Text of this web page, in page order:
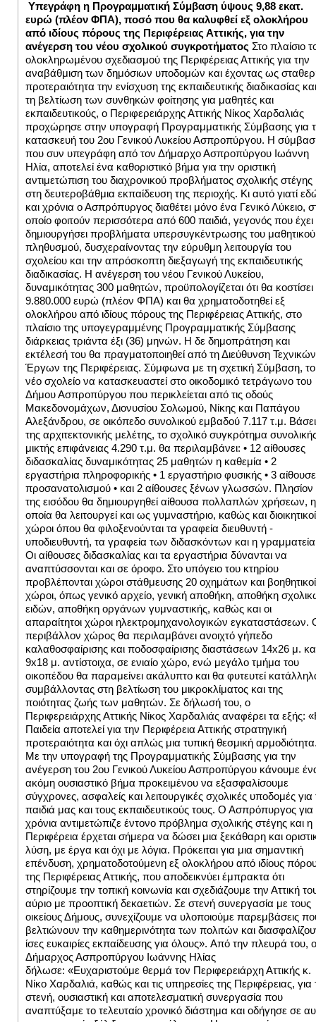
Υπεγράφη η Προγραμματική Σύμβαση ύψους 9,88 εκατ.
ευρώ (πλέον ΦΠΑ), ποσό που θα καλυφθεί εξ ολοκλήρου
από ιδίους πόρους της Περιφέρειας Αττικής, για την
ανέγερση του νέου σχολικού συγκροτήματος Στο πλαίσιο
ολοκληρωμένου σχεδιασμού της Περιφέρειας Αττικής για την
αναβάθμιση των δημόσιων υποδομών και έχοντας ως
προτεραιότητα την ενίσχυση της εκπαιδευτικής διαδικασίας και
τη βελτίωση των συνθηκών φοίτησης για μαθητές και
εκπαιδευτικούς, ο Περιφερειάρχης Αττικής Νίκος Χαρδαλιάς
προχώρησε στην υπογραφή Προγραμματικής Σύμβασης για
κατασκευή του 2ου Γενικού Λυκείου Ασπροπύργου. Η
που συν υπεγράφη από τον Δήμαρχο Ασπροπύργου Ιωάννη
Ηλία, αποτελεί ένα καθοριστικό βήμα για την οριστική
αντιμετώπιση του διαχρονικού προβλήματος σχολικής στέγης
στη δευτεροβάθμια εκπαίδευση της περιοχής. Κι αυτό γιατί
και χρόνια ο Ασπρόπυργος διαθέτει μόνο ένα Γενικό Λύκειο,
οποίο φοιτούν περισσότερα από 600 παιδιά, γεγονός που έχει
δημιουργήσει προβλήματα υπερσυγκέντρωσης του μαθητικού
πληθυσμού, δυσχεραίνοντας την εύρυθμη λειτουργία του
σχολείου και την απρόσκοπτη διεξαγωγή της εκπαιδευτικής
διαδικασίας. Η ανέγερση του νέου Γενικού Λυκείου,
δυναμικότητας 300 μαθητών, προϋπολογίζεται ότι θα κοστίσει
9.880.000 ευρώ (πλέον ΦΠΑ) και θα χρηματοδοτηθεί εξ
ολοκλήρου από ιδίους πόρους της Περιφέρειας Αττικής, στο
πλαίσιο της υπογεγραμμένης Προγραμματικής Σύμβασης
διάρκειας τριάντα έξι (36) μηνών. Η δε δημοπράτηση και
εκτέλεσή του θα πραγματοποιηθεί από τη Διεύθυνση Τεχνικών
Έργων της Περιφέρειας. Σύμφωνα με τη σχετική Σύμβαση, το
νέο σχολείο να κατασκευαστεί στο οικοδομικό τετράγωνο του
Δήμου Ασπροπύργου που περικλείεται από τις οδούς
Μακεδονομάχων, Διονυσίου Σολωμού, Νίκης και Παπάγου
Αλεξάνδρου, σε οικόπεδο συνολικού εμβαδού 7.117 τ.μ. Βάσει
της αρχιτεκτονικής μελέτης, το σχολικό συγκρότημα
μικτής επιφάνειας 4.290 τ.μ. θα περιλαμβάνει: • 12 αίθουσες
διδασκαλίας δυναμικότητας 25 μαθητών η καθεμία • 2
εργαστήρια πληροφορικής • 1 εργαστήριο φυσικής • 3
προσανατολισμού • και 2 αίθουσες ξένων γλωσσών. Πλησίον
της εισόδου θα δημιουργηθεί αίθουσα πολλαπλών χρήσεων, η
οποία θα λειτουργεί και ως γυμναστήριο, καθώς και διοικητικοί
χώροι όπου θα φιλοξενούνται τα γραφεία διευθυντή -
υποδιευθυντή, τα γραφεία των διδασκόντων και η
Οι αίθουσες διδασκαλίας και τα εργαστήρια δύνανται να
αναπτύσσονται και σε όροφο. Στο υπόγειο του κτηρίου
προβλέπονται χώροι στάθμευσης 20 οχημάτων και βοηθητικοί
χώροι, όπως γενικό αρχείο, γενική αποθήκη, αποθήκη
ειδών, αποθήκη οργάνων γυμναστικής, καθώς και οι
απαραίτητοι χώροι ηλεκτρομηχανολογικών εγκαταστάσεων.
περιβάλλον χώρος θα περιλαμβάνει ανοιχτό γήπεδο
καλαθοσφαίρισης και ποδοσφαίρισης διαστάσεων 14x26 μ.
9x18 μ. αντίστοιχα, σε ενιαίο χώρο, ενώ μεγάλο τμήμα του
οικοπέδου θα παραμείνει ακάλυπτο και θα φυτευτεί
συμβάλλοντας στη βελτίωση του μικροκλίματος και της
ποιότητας ζωής των μαθητών. Σε δήλωσή του, ο
Περιφερειάρχης Αττικής Νίκος Χαρδαλιάς αναφέρει τα εξής:
Παιδεία αποτελεί για την Περιφέρεια Αττικής στρατηγική
προτεραιότητα και όχι απλώς μια τυπική θεσμική
Με την υπογραφή της Προγραμματικής Σύμβασης για την
ανέγερση του 2ου Γενικού Λυκείου Ασπροπύργου κάνουμε
ακόμη ουσιαστικό βήμα προκειμένου να εξασφαλίσουμε
σύγχρονες, ασφαλείς και λειτουργικές σχολικές υποδομές για
παιδιά μας και τους εκπαιδευτικούς τους. Ο Ασπρόπυργος για
χρόνια αντιμετώπιζε έντονο πρόβλημα σχολικής στέγης και η
Περιφέρεια έρχεται σήμερα να δώσει μια ξεκάθαρη και
λύση, με έργα και όχι με λόγια. Πρόκειται για μια σημαντική
επένδυση, χρηματοδοτούμενη εξ ολοκλήρου από ιδίους
της Περιφέρειας Αττικής, που αποδεικνύει έμπρακτα ότι
στηρίζουμε την τοπική κοινωνία και σχεδιάζουμε την Αττική
αύριο με προοπτική δεκαετιών. Σε στενή συνεργασία με τους
οικείους Δήμους, συνεχίζουμε να υλοποιούμε παρεμβάσεις
βελτιώνουν την καθημερινότητα των πολιτών και
ίσες ευκαιρίες εκπαίδευσης για όλους». Από την πλευρά του, ο
Δήμαρχος Ασπροπύργου Ιωάννης Ηλίας
δήλωσε: «Ευχαριστούμε θερμά τον Περιφερειάρχη Αττικής κ.
Νίκο Χαρδαλιά, καθώς και τις υπηρεσίες της Περιφέρειας, για
στενή, ουσιαστική και αποτελεσματική συνεργασία που
αναπτύξαμε το τελευταίο χρονικό διάστημα και οδήγησε σε